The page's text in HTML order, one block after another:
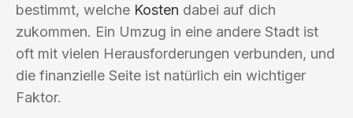
bestimmt, welche Kosten dabei auf dich
zukommen. Ein Umzug in eine andere Stadt ist
oft mit vielen Herausforderungen verbunden, und
die finanzielle Seite ist natürlich ein wichtiger
Faktor.